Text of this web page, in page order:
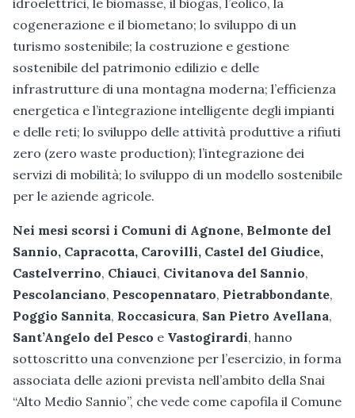
idroelettrici, le biomasse, il biogas, l’eolico, la
cogenerazione e il biometano; lo sviluppo di un
turismo sostenibile; la costruzione e gestione
sostenibile del patrimonio edilizio e delle
infrastrutture di una montagna moderna; l’efficienza
energetica e l’integrazione intelligente degli impianti
e delle reti; lo sviluppo delle attività produttive a rifiuti
zero (zero waste production); l’integrazione dei
servizi di mobilità; lo sviluppo di un modello sostenibile
per le aziende agricole.
Nei mesi scorsi i Comuni di Agnone, Belmonte del
Sannio, Capracotta, Carovilli, Castel del Giudice,
Castelverrino, Chiauci, Civitanova del Sannio,
Pescolanciano, Pescopennataro, Pietrabbondante,
Poggio Sannita, Roccasicura, San Pietro Avellana,
Sant’Angelo del Pesco e Vastogirardi, hanno
sottoscritto una convenzione per l’esercizio, in forma
associata delle azioni prevista nell’ambito della Snai
“Alto Medio Sannio”, che vede come capofila il Comune